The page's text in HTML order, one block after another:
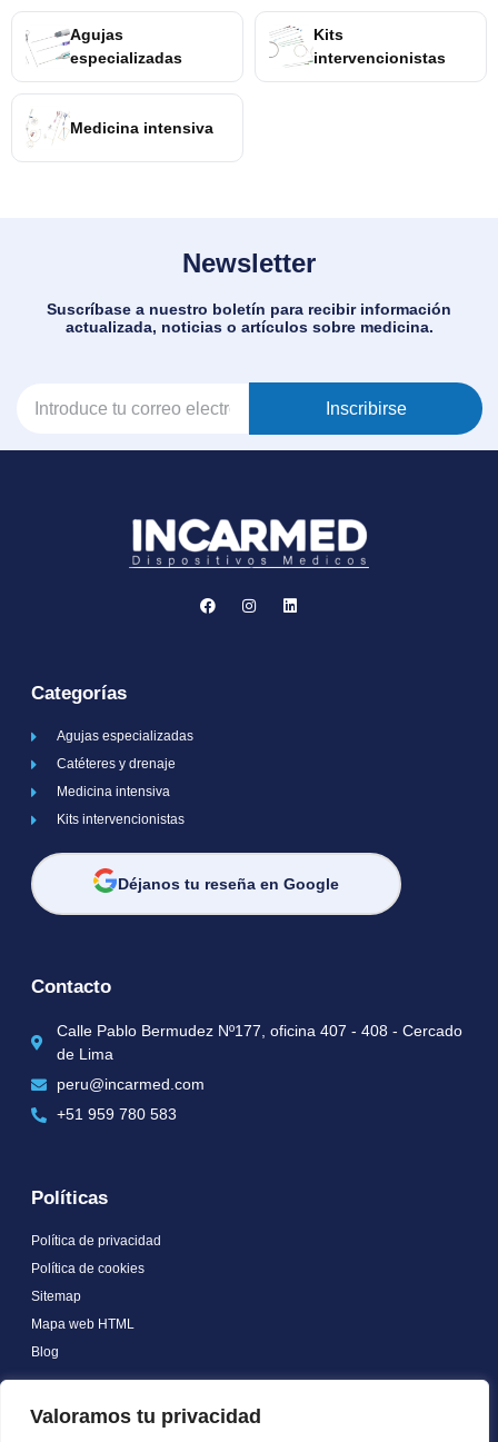
Valoramos tu privacidad
Agujas
especializadas
Kits
intervencionistas
Medicina intensiva
Newsletter
Suscríbase a nuestro boletín para recibir información
actualizada, noticias o artículos sobre medicina.
Inscribirse
Categorías
Agujas especializadas
Catéteres y drenaje
Medicina intensiva
Kits intervencionistas
Déjanos tu reseña en Google
Contacto
Calle Pablo Bermudez Nº177, oficina 407 - 408 - Cercado
de Lima
peru@incarmed.com
+51 959 780 583
Políticas
Política de privacidad
Política de cookies
Sitemap
Mapa web HTML
Blog
Certificate